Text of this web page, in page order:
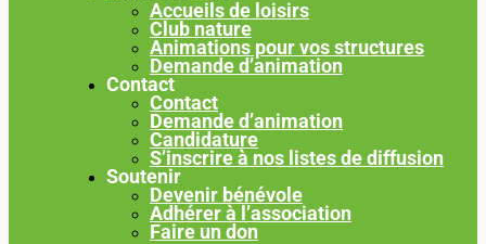
Accueils de loisirs
Club nature
Animations pour vos structures
Demande d’animation
Contact
Contact
Demande d’animation
Candidature
S’inscrire à nos listes de diffusion
Soutenir
Devenir bénévole
Adhérer à l’association
Faire un don